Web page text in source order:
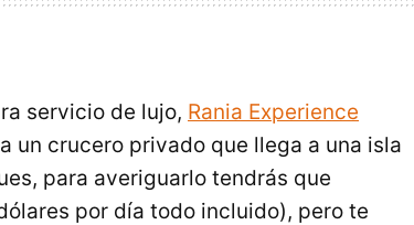
servicio de lujo, Rania Experience
un crucero privado que llega a una isla
para averiguarlo tendrás que
por día todo incluido), pero te